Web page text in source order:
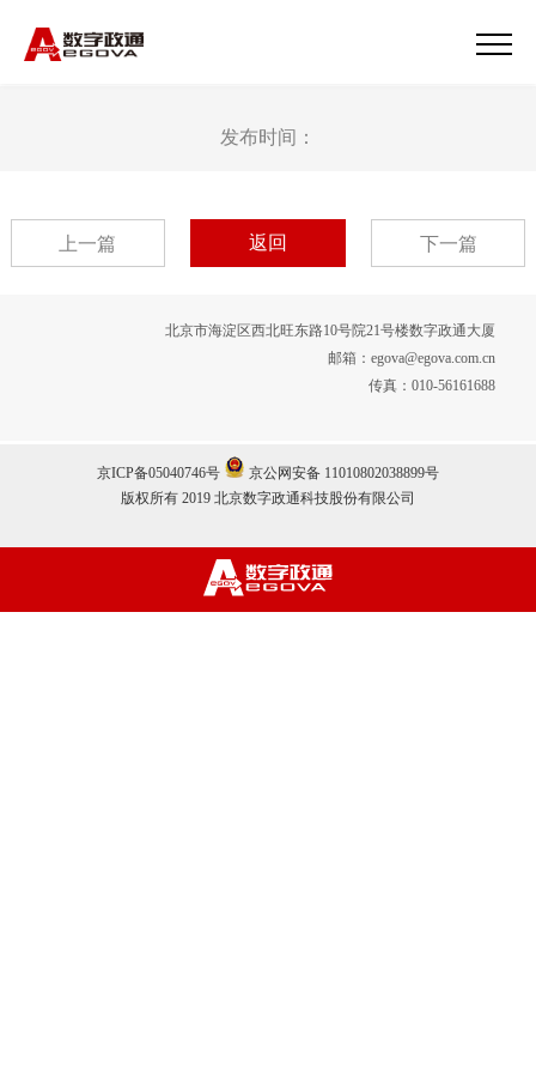
发布时间：
上一篇 返回 下一篇
北京市海淀区西北旺东路10号院21号楼数字政通大厦
邮箱：egova@egova.com.cn
传真：010-56161688
京ICP备05040746号
京公网安备 11010802038899号
版权所有 2019 北京数字政通科技股份有限公司